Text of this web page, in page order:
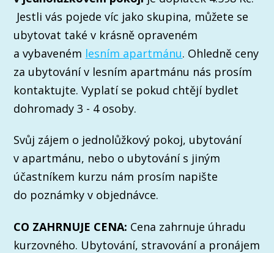
Jestli vás pojede víc jako skupina, můžete se
ubytovat také v krásně opraveném
a vybaveném lesním apartmánu. Ohledně ceny
za ubytování v lesním apartmánu nás prosím
kontaktujte. Vyplatí se pokud chtějí bydlet
dohromady 3 - 4 osoby.
Svůj zájem o jednolůžkový pokoj, ubytování
v apartmánu, nebo o ubytování s jiným
účastníkem kurzu nám prosím napište
do poznámky v objednávce.
CO ZAHRNUJE CENA: Cena zahrnuje úhradu
kurzovného. Ubytování, stravování a pronájem